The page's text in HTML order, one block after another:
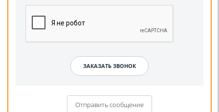
Отправить сообщение